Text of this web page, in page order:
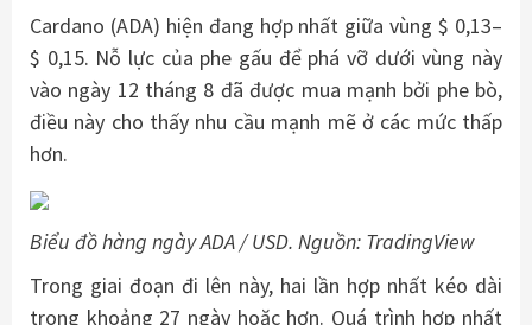
Cardano (ADA) hiện đang hợp nhất giữa vùng $ 0,13–
$ 0,15. Nỗ lực của phe gấu để phá vỡ dưới vùng này
vào ngày 12 tháng 8 đã được mua mạnh bởi phe bò,
điều này cho thấy nhu cầu mạnh mẽ ở các mức thấp
hơn.
Biểu đồ hàng ngày ADA / USD. Nguồn: TradingView
Trong giai đoạn đi lên này, hai lần hợp nhất kéo dài
trong khoảng 27 ngày hoặc hơn. Quá trình hợp nhất